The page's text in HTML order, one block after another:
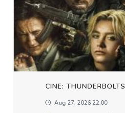
CINE: THUNDERBOLTS
Aug 27, 2026 22:00